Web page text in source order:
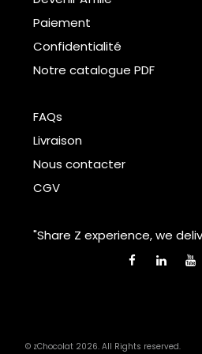
Paiement
Confidentialité
Notre catalogue PDF
FAQs
Livraison
Nous contacter
CGV
"Share Z experience, we
© zChocolat 2026. All Rights reserved.